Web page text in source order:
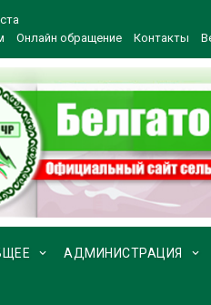
Онлайн обращение Контакты
АДМИНИСТРАЦИЯ